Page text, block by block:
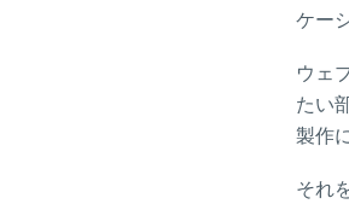
ケー
ウェ
たい
製作
それ